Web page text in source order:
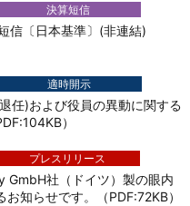
決算短信
信〔日本基準〕(非連結)
適時開示
任)および役員の異動に関する
）
プレスリリース
GmbH社（ドイツ）製の眼内
知らせです。（PDF:72KB）